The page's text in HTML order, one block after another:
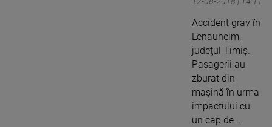
Accident grav în
Lenauheim,
judeţul Timiş.
Pasagerii au
zburat din
maşină în urma
impactului cu
un cap de ...